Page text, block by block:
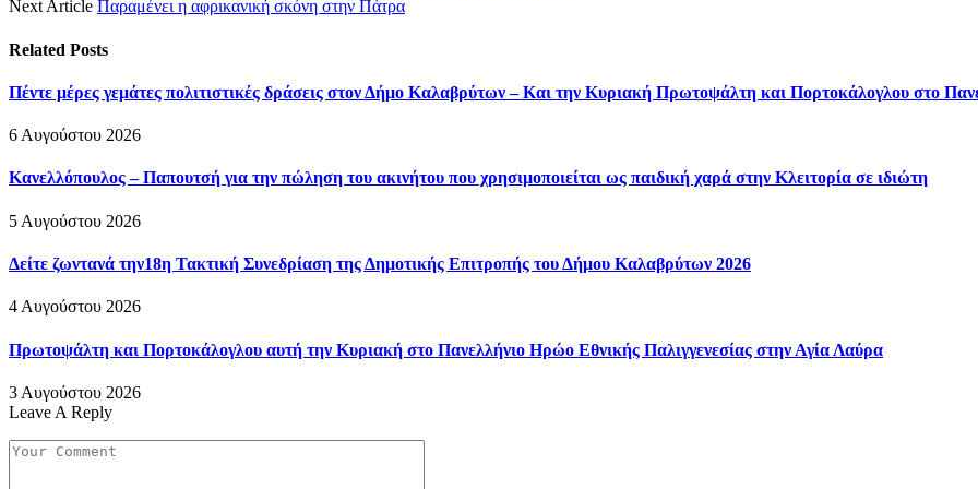
Next Article Παραμένει η αφρικανική σκόνη στην Πάτρα
Related Posts
Πέντε μέρες γεμάτες πολιτιστικές δράσεις στον Δήμο Καλαβρύτων – Και την Κυριακή Πρωτοψάλτη και Πορτοκάλογλου στο
6 Αυγούστου 2026
Κανελλόπουλος – Παπουτσή για την πώληση του ακινήτου που χρησιμοποιείται ως παιδική χαρά στην Κλειτορία σε ιδιώτη
5 Αυγούστου 2026
Δείτε ζωντανά την18η Τακτική Συνεδρίαση της Δημοτικής Επιτροπής του Δήμου Καλαβρύτων 2026
4 Αυγούστου 2026
Πρωτοψάλτη και Πορτοκάλογλου αυτή την Κυριακή στο Πανελλήνιο Ηρώο Εθνικής Παλιγγενεσίας στην Αγία Λαύρα
3 Αυγούστου 2026
Leave A Reply